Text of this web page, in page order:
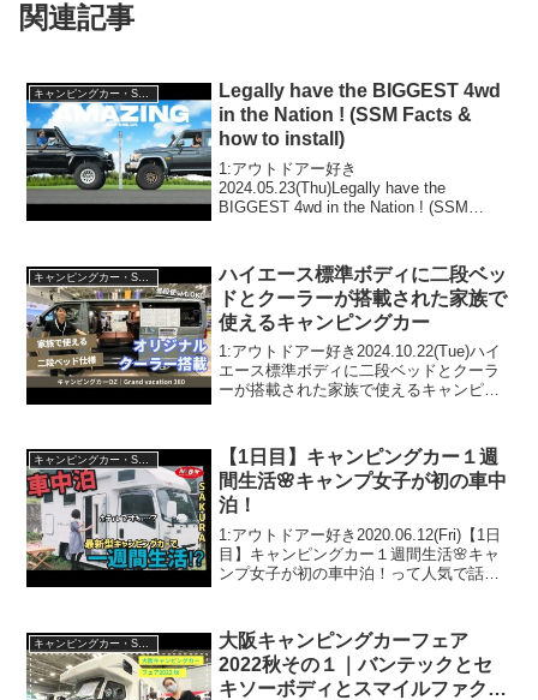
関連記事
キャンピングカー・SUV人気車種
Legally have the BIGGEST 4wd
in the Nation ! (SSM Facts &
how to install)
1:アウトドアー好き
2024.05.23(Thu)Legally have the
BIGGEST 4wd in the Nation ! (SSM
ハイエース標準ボディに二段ベッ
ドとクーラーが搭載された家族で
使えるキャンピングカー
1:アウトドアー好き2024.10.22(Tue)ハイ
エース標準ボディに二段ベッドとクーラ
ーが搭載された家族で使えるキャンピン
2024.10.22(Tue)この動画は注目です...
キャンピングカー・SUV人気車種
【1日目】キャンピングカー１週
間生活🌸キャンプ女子が初の車中
泊！
1:アウトドアー好き2020.06.12(Fri)【1日
目】キャンピングカー１週間生活🌸キャ
ンプ女子が初の車中泊！って人気で話題
す！3:アウトドアー...
大阪キャンピングカーフェア
2022秋その１｜バンテックとセ
キソーボディとスマイルファクト